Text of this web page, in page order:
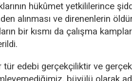
hükûmet yetkililerince
alınması ve direnenlerin
bir kısmı da çalışma
tür edebi gerçekçiliktir ve